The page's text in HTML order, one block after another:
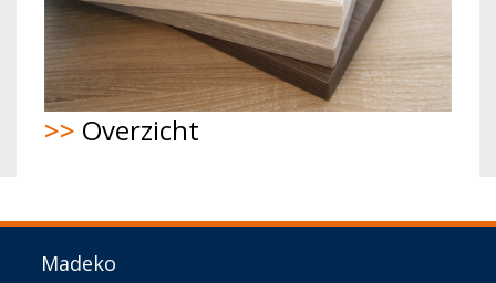
>> Overzicht
Madeko